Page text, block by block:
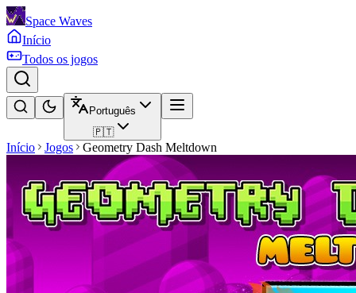
Space Waves
Início
Todos os jogos
Português
🇵🇹
Início Jogos Geometry Dash Meltdown